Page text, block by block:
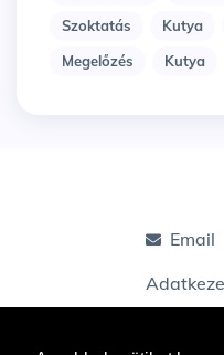
Szoktatás
Kutya
Megelőzés
Kutya
Email